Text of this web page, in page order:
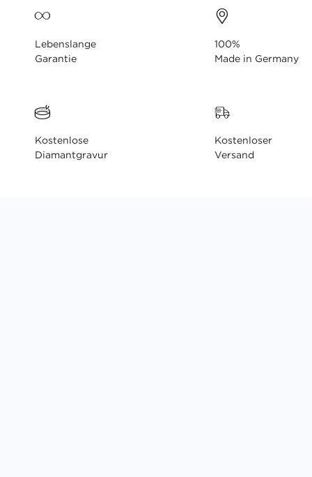
Lebenslange
Garantie
100%
Made in Germany
Kostenlose
Diamantgravur
Kostenloser
Versand